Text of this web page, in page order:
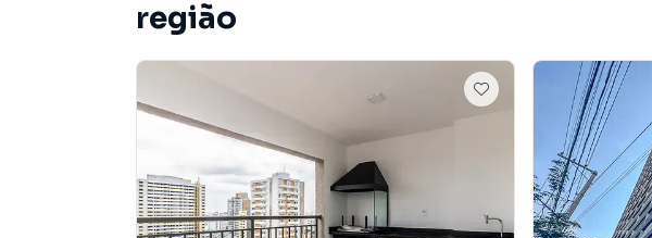
imóveis em diversas cidades do Brasil, incluindo São Paulo.
Na Lares e Andares Imóveis você consegue vender ou alugar seu
imobiliárias tradicionais. Já vendemos e locamos diversos imóveis
Vila Dom Pedro I. Isso porque temos uma equipe de marketing
específicas para São Paulo, o que aumenta muito o número de
consequência uma maior chance de vender ou alugar seu imóvel
um time de programadores, corretores treinados e uma central de
atender proprietários e inquilinos.
região